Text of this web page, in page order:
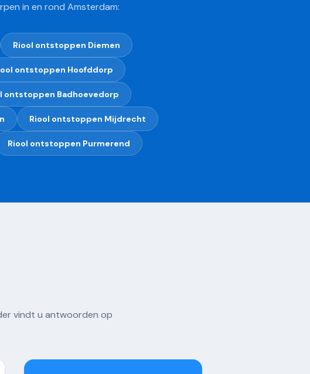
in en rond Amsterdam:
Riool ontstoppen Diemen
ontstoppen Hoofddorp
ontstoppen Badhoevedorp
Riool ontstoppen Mijdrecht
Riool ontstoppen Purmerend
vindt u antwoorden op